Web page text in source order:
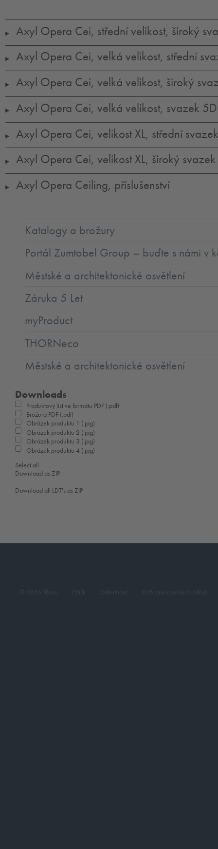
▶ Axyl Opera Cei, střední velikost, široký
▶ Axyl Opera Cei, velká velikost, střední
▶ Axyl Opera Cei, velká velikost, široký
▶ Axyl Opera Cei, velká velikost, svazek 5D
▶ Axyl Opera Cei, velikost XL, střední
▶ Axyl Opera Cei, velikost XL, široký svazek
▶ Axyl Opera Ceiling, příslušenství
Katalogy a brožury
Portál Zumtobel Group – buďte s námi v
Městské a architektonické osvětlení
Záruka 5 Let
myProduct
THORNeco
Městské a architektonické osvětlení
Downloads
Produktový list ve formátu PDF (.pdf)
Brožura PDF (.pdf)
Obrázek produktu 1 (.jpg)
Obrázek produktu 2 (.jpg)
Obrázek produktu 3 (.jpg)
Obrázek produktu 4 (.jpg)
Select all
Download as ZIP
Download all LDT's as ZIP